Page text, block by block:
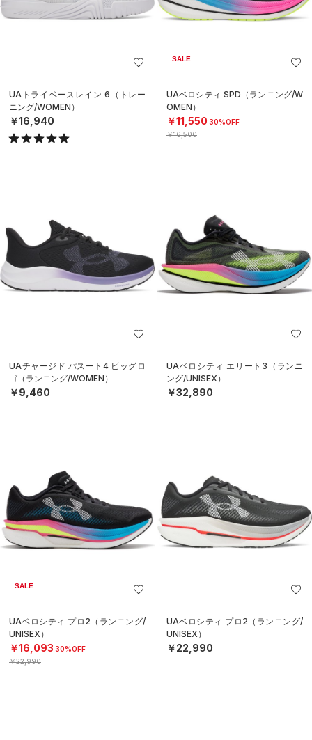
UAトライベースレイン 6（トレー
ニング/WOMEN）
￥16,940
SALE
UAベロシティ SPD（ランニング/W
OMEN）
￥11,550 30%OFF
￥16,500
UAチャージド パスート4 ビッグロ
ゴ（ランニング/WOMEN）
￥9,460
UAベロシティ エリート3（ランニ
ング/UNISEX）
￥32,890
SALE
UAベロシティ プロ2（ランニング/
UNISEX）
￥16,093 30%OFF
￥22,990
UAベロシティ プロ2（ランニング/
UNISEX）
￥22,990